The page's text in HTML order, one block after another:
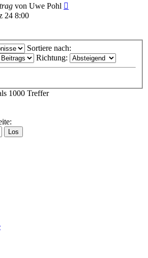
von Uwe Pohl
24 8:00
Sortiere nach:
Richtung:
1000 Treffer